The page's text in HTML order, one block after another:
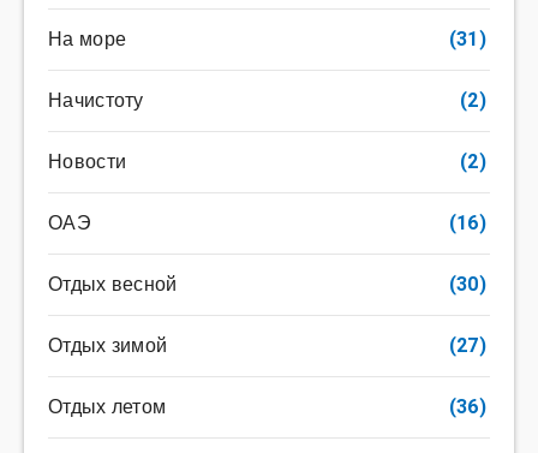
На море (31)
Начистоту (2)
Новости (2)
ОАЭ (16)
Отдых весной (30)
Отдых зимой (27)
Отдых летом (36)